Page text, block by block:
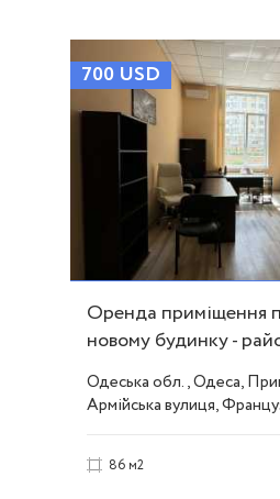
700 USD
Оренда приміщення
новому будинку -
Перемоги ID 53790
Одеська обл., Одеса,
Армійська вулиця,
86 м2